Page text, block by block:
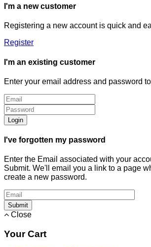
I'm a new customer
Registering a new account is quick and
Register
I'm an existing customer
Enter your email address and password
Login
I've forgotten my password
Enter the Email associated with your
Submit. We'll email you a link to a page
create a new password.
Submit
Close
Your Cart